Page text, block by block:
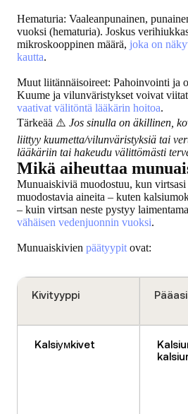
Hematuria: Vaaleanpunainen,
vuoksi (hematuria). Joskus
mikroskooppinen määrä, joka on
kautta.
Muut liitännäisoireet: Pahoinvointi ja
Kuume ja vilunväristykset voivat
vaativat välitöntä lääkärin hoitoa.
Tärkeää ⚠️ Jos sinulla on äkillinen,
liittyy kuumetta/vilunväristyksiä tai
lääkäriin tai hakeudu välittömästi
Mikä aiheuttaa
Munuaiskiviä muodostuu, kun virtsasi
muodostavia aineita – kuten
– kuin virtsan neste pystyy
vähäisen vedenjuonnin vuoksi.
Munuaiskivien päätyypit ovat:
Kivityyppi
Kalsiумkivet